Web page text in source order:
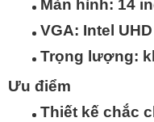
Màn hình: 14
VGA: Intel
Trọng lượng:
Ưu điểm
Thiết kế chắc